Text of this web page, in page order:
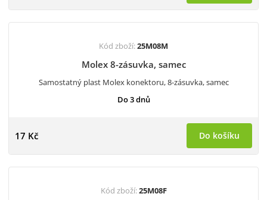
Kód zboží:25M08M
Molex 8-zásuvka, samec
Samostatný plast Molex konektoru, 8-zásuvka, samec
Do 3 dnů
17 Kč Do košíku
Kód zboží:25M08F